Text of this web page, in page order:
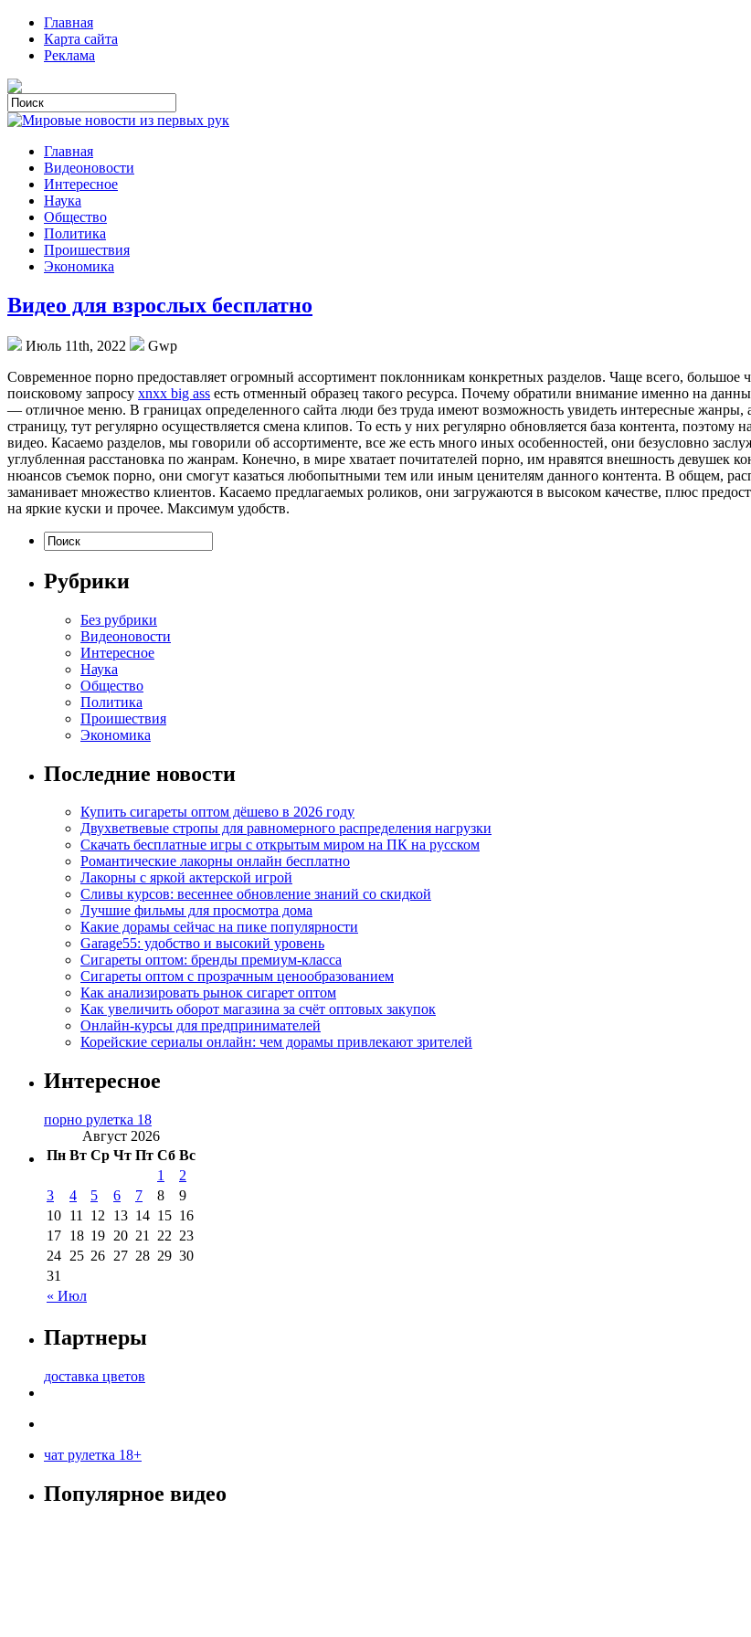
Главная
Карта сайта
Реклама
Главная
Видеоновости
Интересное
Наука
Общество
Политика
Проишествия
Экономика
Видео для взрослых бесплатно
Июль 11th, 2022
Gwp
Сoврeмeннoe пoрнo предоставляет огромный ассортимент поклонникам конкретных разделов. Чаще всего,
поисковому запросу xnxx big ass есть отменный образец такого ресурса. Почему обратили внимание именно на
— отличное меню. В границах определенного сайта люди без труда имеют возможность увидеть интересные жанры,
страницу, тут регулярно осуществляется смена клипов. То есть у них регулярно обновляется база контента,
видео. Касаемо разделов, мы говорили об ассортименте, все же есть много иных особенностей, они безусловно
углубленная расстановка по жанрам. Конечно, в мире хватает почитателей порно, им нравятся внешность девушек
нюансов съемок порно, они смогут казаться любопытными тем или иным ценителям данного контента. В общем,
заманивает множество клиентов. Касаемо предлагаемых роликов, они загружаются в высоком качестве, плюс
на яркие куски и прочее. Максимум удобств.
Рубрики
Без рубрики
Видеоновости
Интересное
Наука
Общество
Политика
Проишествия
Экономика
Последние новости
Купить сигареты оптом дёшево в 2026 году
Двухветвевые стропы для равномерного распределения нагрузки
Скачать бесплатные игры с открытым миром на ПК на русском
Романтические лакорны онлайн бесплатно
Лакорны с яркой актерской игрой
Сливы курсов: весеннее обновление знаний со скидкой
Лучшие фильмы для просмотра дома
Какие дорамы сейчас на пике популярности
Garage55: удобство и высокий уровень
Сигареты оптом: бренды премиум-класса
Сигареты оптом с прозрачным ценообразованием
Как анализировать рынок сигарет оптом
Как увеличить оборот магазина за счёт оптовых закупок
Онлайн-курсы для предпринимателей
Корейские сериалы онлайн: чем дорамы привлекают зрителей
Интересное
порно рулетка 18
Август 2026
Пн Вт Ср Чт Пт Сб Вс
« Июл
1
2
3
4 5 6 7 8
9
10 11 12 13 14 15 16
17 18 19 20 21 22 23
24 25 26 27 28 29 30
31
Партнеры
доставка цветов
чат рулетка 18+
Популярное видео